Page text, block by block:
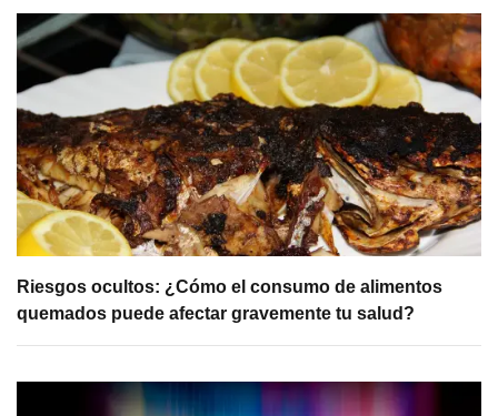
Riesgos ocultos: ¿Cómo el consumo de alimentos
quemados puede afectar gravemente tu salud?